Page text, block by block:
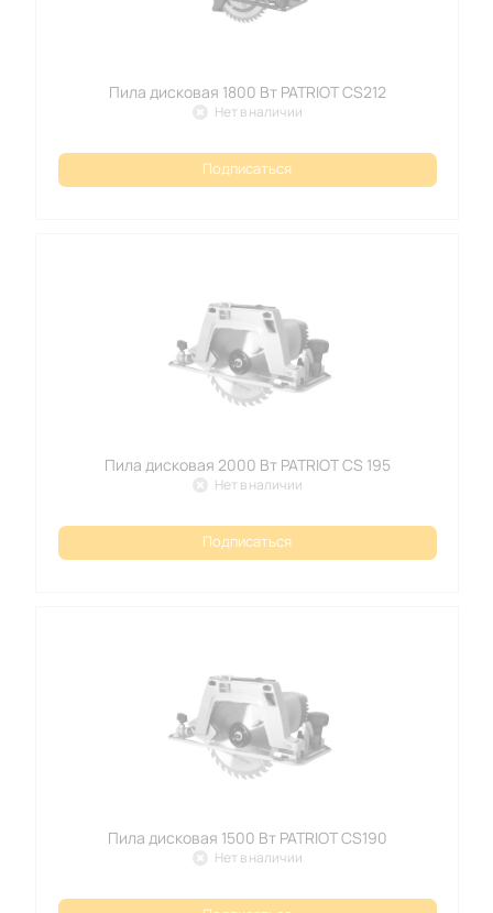
Пила дисковая 1800 Вт PATRIOT CS212
Нет в наличии
Подписаться
Пила дисковая 2000 Вт PATRIOT CS 195
Нет в наличии
Подписаться
Пила дисковая 1500 Вт PATRIOT CS190
Нет в наличии